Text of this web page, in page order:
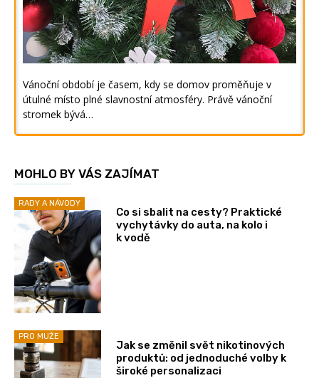
Vánoční období je časem, kdy se domov proměňuje v
útulné místo plné slavnostní atmosféry. Právě vánoční
stromek bývá…
MOHLO BY VÁS ZAJÍMAT
RADY A NÁVODY
Co si sbalit na cesty? Praktické
vychytávky do auta, na kolo i
k vodě
PRO MUŽE
Jak se změnil svět nikotinových
produktů: od jednoduché volby k
široké personalizaci